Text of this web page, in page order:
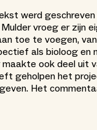
werd geschreven
vroeg er zijn
toe te voegen,
als bioloog en
ook deel uit
geholpen het
Het